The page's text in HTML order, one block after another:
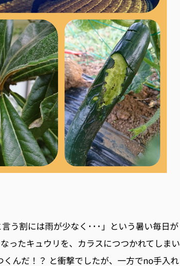
う割には雨が少なく･･･」という暑い毎日が
ったキュウリを、カラスにつつかれてしまい
んだ！？ と衝撃でしたが、一方でno手入れ